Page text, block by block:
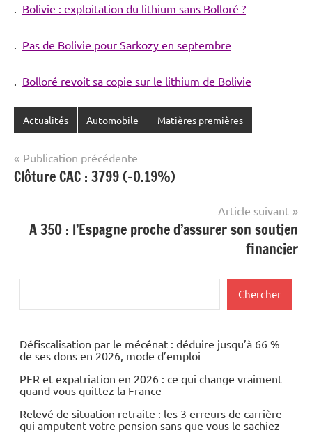
Bolivie : exploitation du lithium sans Bolloré ?
Pas de Bolivie pour Sarkozy en septembre
Bolloré revoit sa copie sur le lithium de Bolivie
Actualités Automobile Matières premières
Navigation
de
Publication précédente
Clôture CAC : 3799 (-0.19%)
Article suivant
A 350 : l’Espagne proche d’assurer son soutien
financier
Chercher
Défiscalisation par le mécénat : déduire jusqu’à 66 %
de ses dons en 2026, mode d’emploi
PER et expatriation en 2026 : ce qui change vraiment
quand vous quittez la France
Relevé de situation retraite : les 3 erreurs de carrière
qui amputent votre pension sans que vous le sachiez